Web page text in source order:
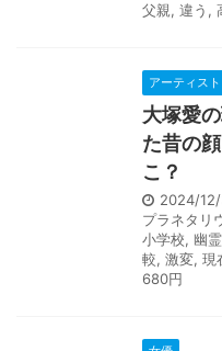
父親, 違う ,
アーティスト
大塚愛
た昔の
こ？
2024/
プラネタリ
小学校, 幽霊
較, 激変, 現
680円